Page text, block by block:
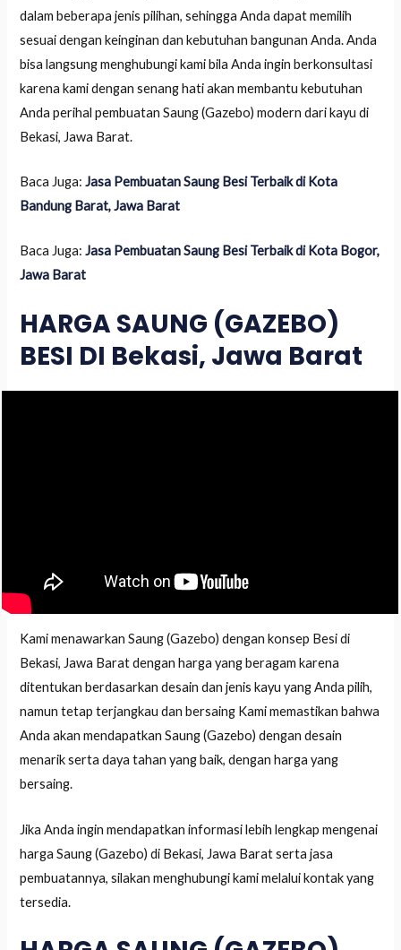
dalam beberapa jenis pilihan, sehingga Anda dapat memilih
sesuai dengan keinginan dan kebutuhan bangunan Anda. Anda
bisa langsung menghubungi kami bila Anda ingin berkonsultasi
karena kami dengan senang hati akan membantu kebutuhan
Anda perihal pembuatan Saung (Gazebo) modern dari kayu di
Bekasi, Jawa Barat.
Baca Juga:Jasa Pembuatan Saung Besi Terbaik di Kota
Bandung Barat, Jawa Barat
Baca Juga:Jasa Pembuatan Saung Besi Terbaik di Kota Bogor,
Jawa Barat
HARGA SAUNG (GAZEBO)
BESI DI Bekasi, Jawa Barat
Kami menawarkan Saung (Gazebo) dengan konsep Besi di
Bekasi, Jawa Barat dengan harga yang beragam karena
ditentukan berdasarkan desain dan jenis kayu yang Anda pilih,
namun tetap terjangkau dan bersaing Kami memastikan bahwa
Anda akan mendapatkan Saung (Gazebo) dengan desain
menarik serta daya tahan yang baik, dengan harga yang
bersaing.
Jika Anda ingin mendapatkan informasi lebih lengkap mengenai
harga Saung (Gazebo) di Bekasi, Jawa Barat serta jasa
pembuatannya, silakan menghubungi kami melalui kontak yang
tersedia.